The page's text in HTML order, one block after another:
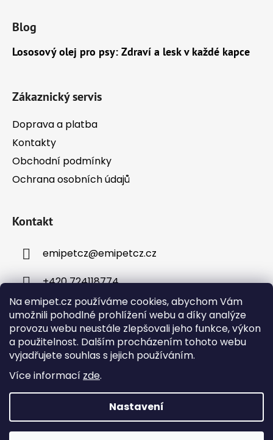
Na emipet.cz používáme cookies, abychom Vám
umožnili pohodlné prohlížení webu a díky analýze
provozu webu neustále zlepšovali jeho funkce, výkon
a použitelnost. Dalším procházením tohoto webu
vyjadřujete souhlas s jejich používáním.
Více informací zde.
Nastavení
Objednávky přijaté v pracovní dny do 12:00 budou
Blog
Lososový olej pro psy: Zdraví a lesk v každé kapce
Zákaznický servis
Doprava a platba
Kontakty
Obchodní podmínky
Ochrana osobních údajů
Kontakt
emipetcz@emipetcz.cz
+420 724118774
Instagram
Vytvořil Shoptet
Copyright 2026Emipet – chovatelské potřeby